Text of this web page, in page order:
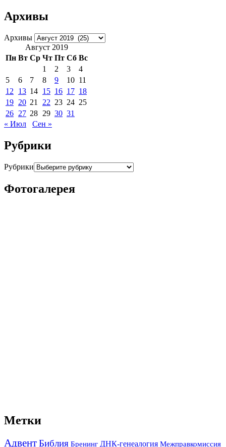
Архивы
Архивы
Август 2019
Пн Вт Ср Чт Пт Сб Вс
1
2 3
4
5
6 7 8 9 10 11
12
13 14 15 16 17 18
19 20 21 22 23 24 25
26 27 28 29 30 31
« Июл
Сен »
Рубрики
Рубрики
Фотогалерея
Метки
АдвентБиблия Бренинг ДНК-генеалогия Межправкомиссия